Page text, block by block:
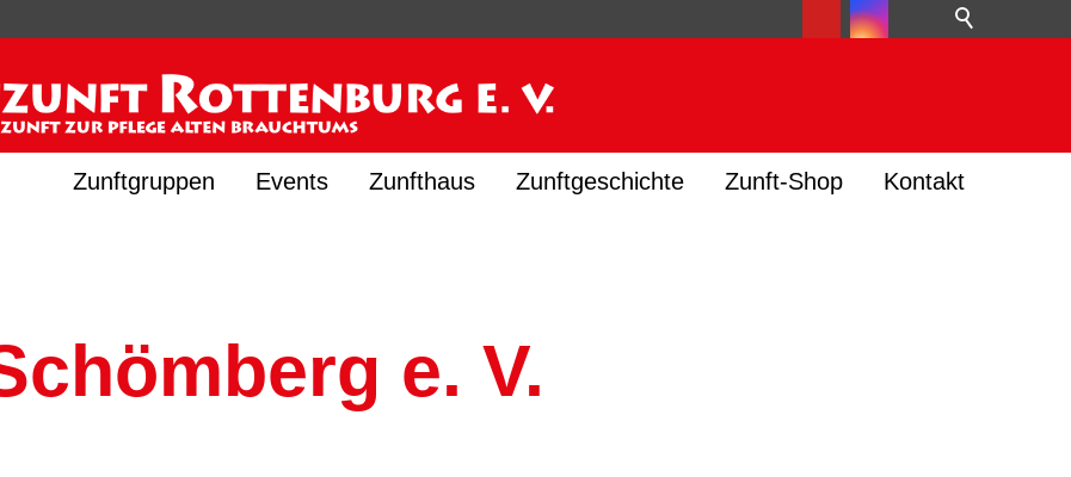
Zunftgruppen Events Zunfthaus Zunftgeschichte Zunft-Shop Kontakt
e. V.